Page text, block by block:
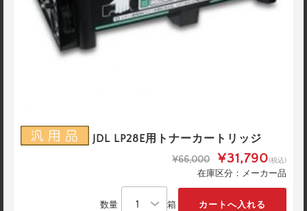
JDL LP28E用トナーカートリッジ
¥66,000 ¥31,790(税込)
在庫区分：メーカー品
数量 箱